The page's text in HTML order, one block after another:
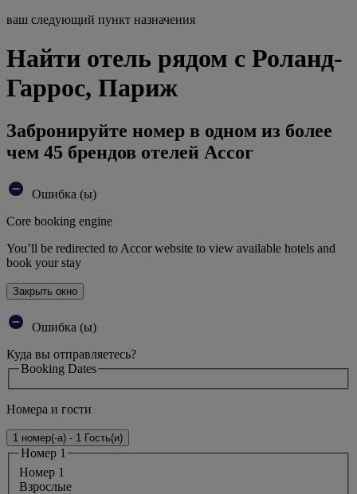
ваш следующий пункт назначения
Найти отель рядом с Роланд-
Гаррос, Париж
Забронируйте номер в одном из более
чем 45 брендов отелей Accor
Ошибка (ы)
Core booking engine
You’ll be redirected to Accor website to view available hotels and
book your stay
Закрыть окно
Ошибка (ы)
Куда вы отправляетесь?
Booking Dates
Номера и гости
1 номер(-а) - 1 Гость(и)
Номер 1
Номер 1
Bзрослые